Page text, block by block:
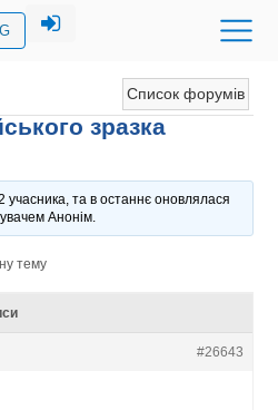
Список форумів
зразка
учасника, та в останнє оновлялася
Анонім.
тему
#26643